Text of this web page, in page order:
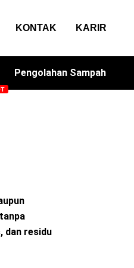
KONTAK KARIR
Pengolahan Sampah
dan residu